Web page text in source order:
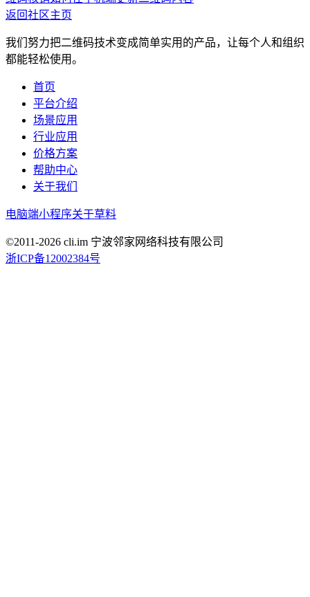
返回社区主页
我们努力把二维码技术变成简单实用的产品，让每个人和组织
都能轻松使用。
首页
平台介绍
场景应用
行业应用
价格方案
帮助中心
关于我们
电脑端小程序关于草料
©2011-2026 cli.im 宁波邻家网络科技有限公司
浙ICP备12002384号